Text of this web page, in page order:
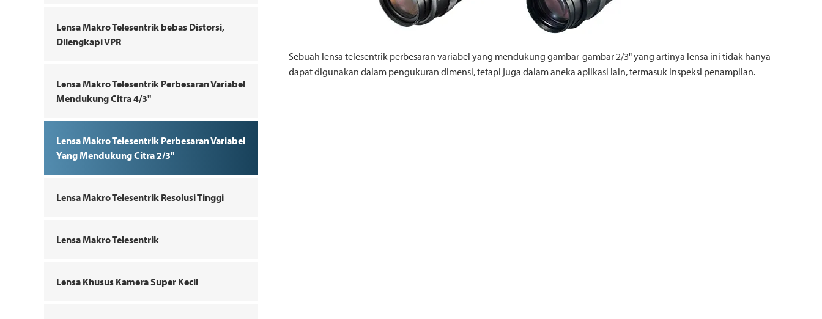
Sebuah lensa telesentrik perbesaran variabel yang mendukung gambar-gambar 2/3" yang artinya lensa ini tidak hanya
dapat digunakan dalam pengukuran dimensi, tetapi juga dalam aneka aplikasi lain, termasuk inspeksi penampilan.
Lensa Makro Telesentrik bebas Distorsi,
Dilengkapi VPR
Lensa Makro Telesentrik Perbesaran Variabel
Mendukung Citra 4/3"
Lensa Makro Telesentrik Perbesaran Variabel
Yang Mendukung Citra 2/3"
Lensa Makro Telesentrik Resolusi Tinggi
Lensa Makro Telesentrik
Lensa Khusus Kamera Super Kecil